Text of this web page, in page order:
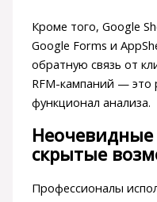
Кроме того, Google
Google Forms и
обратную связь от
RFM-кампаний —
функционал анализа.
скрытые
Профессионалы